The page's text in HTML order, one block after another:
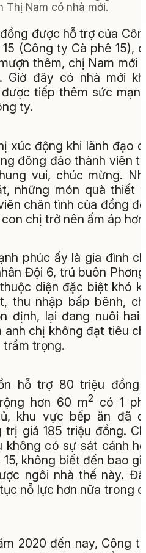
Thị Nam có nhà mới.
được hỗ trợ của
(Công ty Cà phê 15),
thêm, chị Nam mới
Giờ đây có nhà mới
tiếp thêm sức
ty.
xúc động khi lãnh đạo
đông đảo thành viên
vui, chúc mừng.
những món quà thiết
chân tình của đồng
chị trở nên ấm áp
phúc ấy là gia đình
Đội 6, trú buôn
diện đặc biệt khó
thu nhập bấp bênh,
định, lại đang nuôi hai
anh chị không đạt tiêu
trầm trọng.
hỗ trợ 80 triệu đồng
hơn 60 m2 có 1
khu vực bếp ăn đã
giá 185 triệu đồng.
không có sự sát cánh
không biết đến bao
ngôi nhà thế này.
nỗ lực hơn nữa trong
2020 đến nay, Công